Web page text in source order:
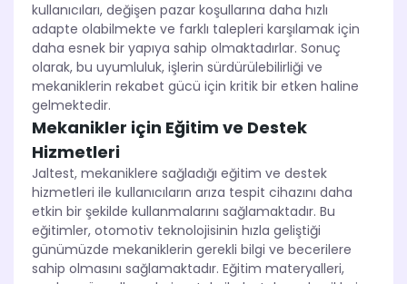
kullanıcıları, değişen pazar koşullarına daha hızlı
adapte olabilmekte ve farklı talepleri karşılamak için
daha esnek bir yapıya sahip olmaktadırlar. Sonuç
olarak, bu uyumluluk, işlerin sürdürülebilirliği ve
mekaniklerin rekabet gücü için kritik bir etken haline
gelmektedir.
Mekanikler için Eğitim ve Destek
Hizmetleri
Jaltest, mekaniklere sağladığı eğitim ve destek
hizmetleri ile kullanıcıların arıza tespit cihazını daha
etkin bir şekilde kullanmalarını sağlamaktadır. Bu
eğitimler, otomotiv teknolojisinin hızla geliştiği
günümüzde mekaniklerin gerekli bilgi ve becerilere
sahip olmasını sağlamaktadır. Eğitim materyalleri,